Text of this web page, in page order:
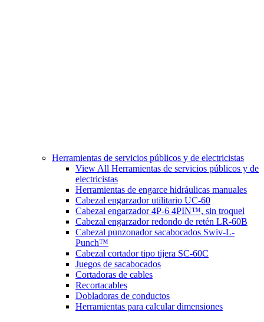
Herramientas de servicios públicos y de electricistas
View All Herramientas de servicios públicos y de
electricistas
Herramientas de engarce hidráulicas manuales
Cabezal engarzador utilitario UC-60
Cabezal engarzador 4P-6 4PIN™, sin troquel
Cabezal engarzador redondo de retén LR-60B
Cabezal punzonador sacabocados Swiv-L-
Punch™
Cabezal cortador tipo tijera SC-60C
Juegos de sacabocados
Cortadoras de cables
Recortacables
Dobladoras de conductos
Herramientas para calcular dimensiones